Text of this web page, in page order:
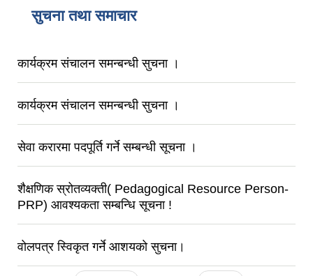
सुचना तथा समाचार
कार्यक्रम संचालन समन्बन्धी सुचना ।
कार्यक्रम संचालन समन्बन्धी सुचना ।
सेवा करारमा पदपूर्ति गर्ने सम्बन्धी सूचना ।
शैक्षणिक स्रोतव्यक्ती( Pedagogical Resource Person-
PRP) आवश्यकता सम्बन्धि सूचना !
वोलपत्र स्विकृत गर्ने आशयको सुचना।